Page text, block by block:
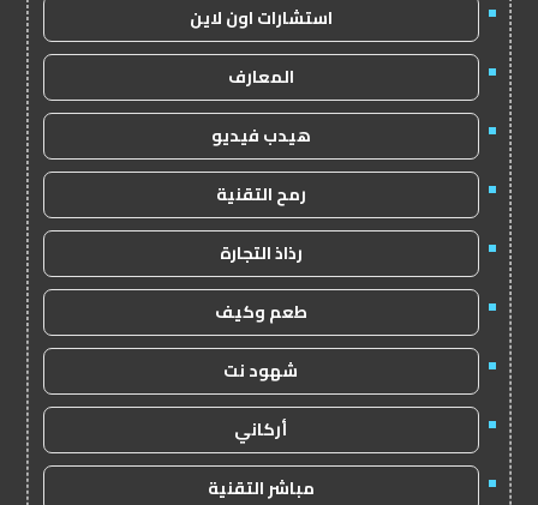
استشارات اون لاين
المعارف
هيدب فيديو
رمح التقنية
رذاذ التجارة
طعم وكيف
شهود نت
أركاني
مباشر التقنية